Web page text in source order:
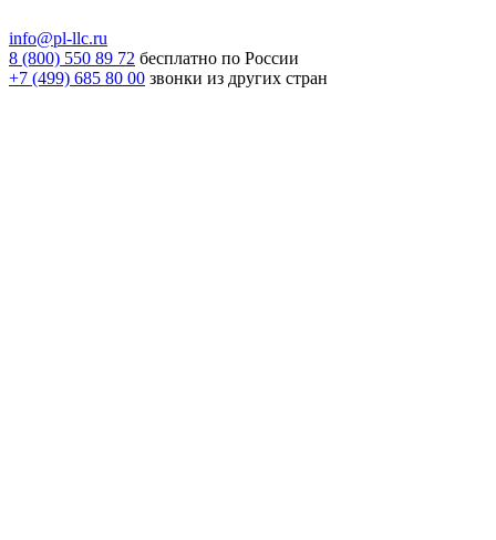
info@pl-llc.ru
8 (800) 550 89 72 бесплатно по России
+7 (499) 685 80 00 звонки из других стран